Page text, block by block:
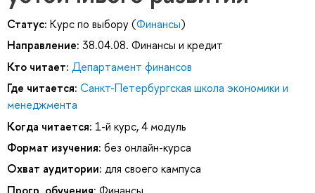
Статус: Курс по выбору (Финансы)
Направление: 38.04.08. Финансы и кредит
Кто читает: Департамент финансов
Где читается: Санкт-Петербургская школа экономики и
менеджмента
Когда читается: 1-й курс, 4 модуль
Формат изучения: без онлайн-курса
Охват аудитории: для своего кампуса